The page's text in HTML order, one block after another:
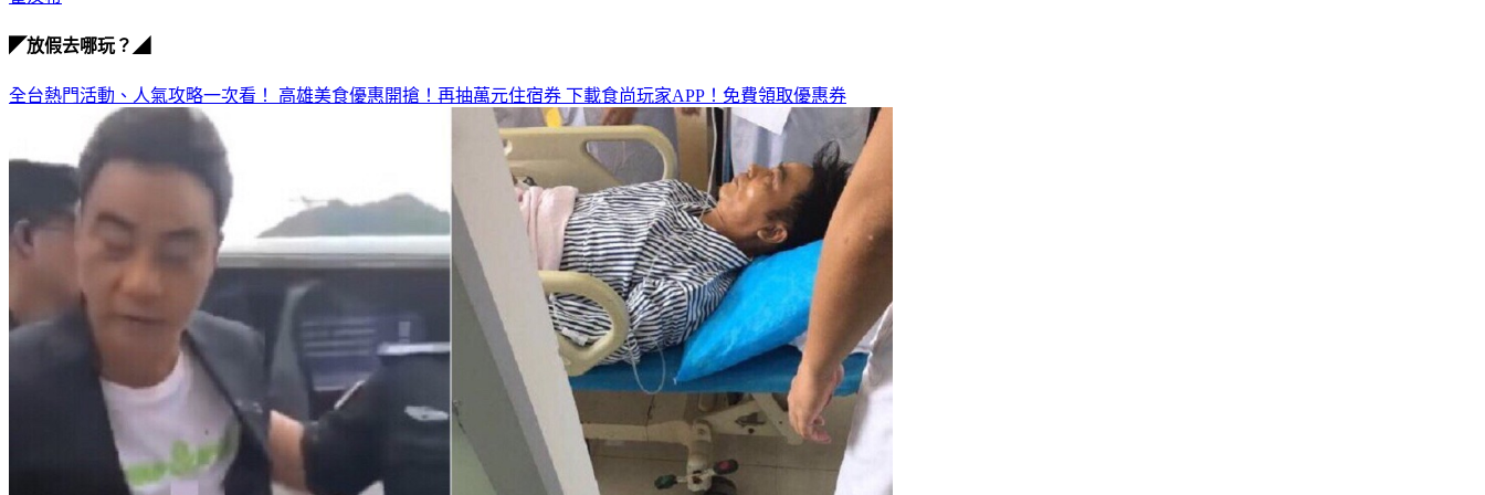
◤放假去哪玩？◢
全台熱門活動、人氣攻略一次看！ 高雄美食優惠開搶！再抽萬元住宿券 下載食尚玩家APP！免費領取優惠券